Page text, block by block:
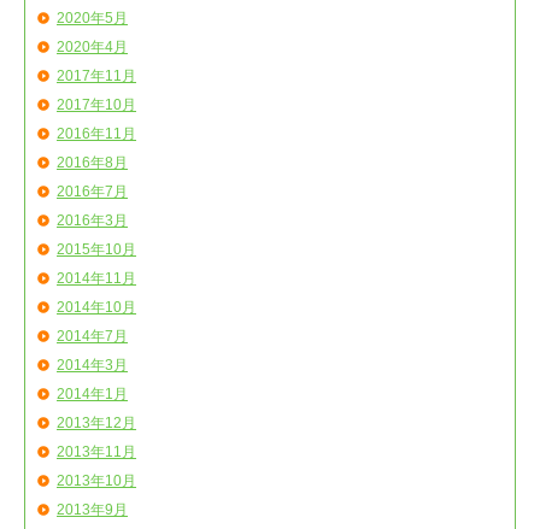
2020年5月
2020年4月
2017年11月
2017年10月
2016年11月
2016年8月
2016年7月
2016年3月
2015年10月
2014年11月
2014年10月
2014年7月
2014年3月
2014年1月
2013年12月
2013年11月
2013年10月
2013年9月